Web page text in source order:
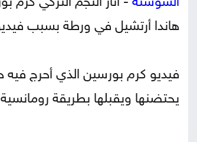
هاندا أرتشيل في ورطة بسبب
فيديو كرم بورسين الذي أحرج
يحتضنها ويقبلها بطريقة